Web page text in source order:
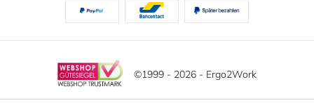
©1999 - 2026 - Ergo2Work